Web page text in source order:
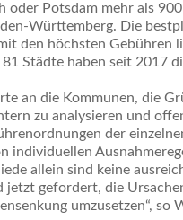
oder Potsdam mehr als
Württemberg. Die
den höchsten
Städte haben seit 2017
an die Kommunen, die
zu analysieren und
der
individuellen
allein sind keine
jetzt gefordert, die
umzusetzen“, so